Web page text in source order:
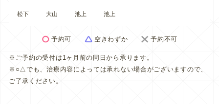
松下 大山 池上 池上
予約可 空きわずか 予約不可
※ご予約の受付は1ヶ月前の同日から承ります。
※○△でも、治療内容によっては承れない場合がございますので、
ご了承ください。